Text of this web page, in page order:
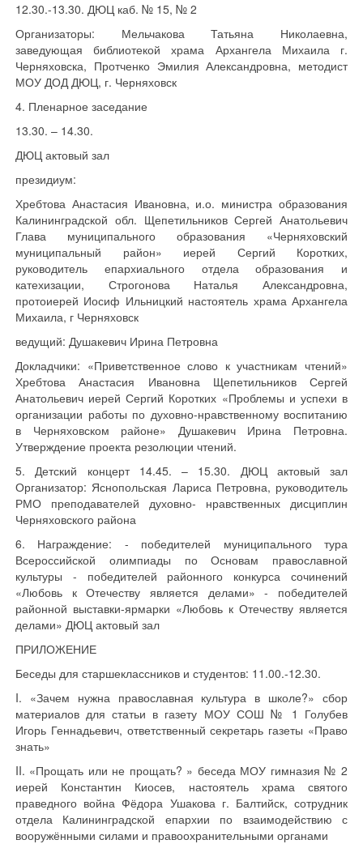
12.30.-13.30. ДЮЦ каб. № 15, № 2
Организаторы: Мельчакова Татьяна Николаевна,
заведующая библиотекой храма Архангела Михаила г.
Черняховска, Протченко Эмилия Александровна, методист
МОУ ДОД ДЮЦ, г. Черняховск
4. Пленарное заседание
13.30. – 14.30.
ДЮЦ актовый зал
президиум:
Хребтова Анастасия Ивановна, и.о. министра образования
Калининградской обл. Щепетильников Сергей Анатольевич
Глава муниципального образования «Черняховский
муниципальный район» иерей Сергий Коротких,
руководитель епархиального отдела образования и
катехизации, Строгонова Наталья Александровна,
протоиерей Иосиф Ильницкий настоятель храма Архангела
Михаила, г Черняховск
ведущий: Душакевич Ирина Петровна
Докладчики: «Приветственное слово к участникам чтений»
Хребтова Анастасия Ивановна Щепетильников Сергей
Анатольевич иерей Сергий Коротких «Проблемы и успехи в
организации работы по духовно-нравственному воспитанию
в Черняховском районе» Душакевич Ирина Петровна.
Утверждение проекта резолюции чтений.
5. Детский концерт 14.45. – 15.30. ДЮЦ актовый зал
Организатор: Яснопольская Лариса Петровна, руководитель
РМО преподавателей духовно- нравственных дисциплин
Черняховского района
6. Награждение: - победителей муниципального тура
Всероссийской олимпиады по Основам православной
культуры - победителей районного конкурса сочинений
«Любовь к Отечеству является делами» - победителей
районной выставки-ярмарки «Любовь к Отечеству является
делами» ДЮЦ актовый зал
ПРИЛОЖЕНИЕ
Беседы для старшеклассников и студентов: 11.00.-12.30.
I. «Зачем нужна православная культура в школе?» сбор
материалов для статьи в газету МОУ СОШ № 1 Голубев
Игорь Геннадьевич, ответственный секретарь газеты «Право
знать»
II. «Прощать или не прощать? » беседа МОУ гимназия № 2
иерей Константин Киосев, настоятель храма святого
праведного война Фёдора Ушакова г. Балтийск, сотрудник
отдела Калининградской епархии по взаимодействию с
вооружёнными силами и правоохранительными органами